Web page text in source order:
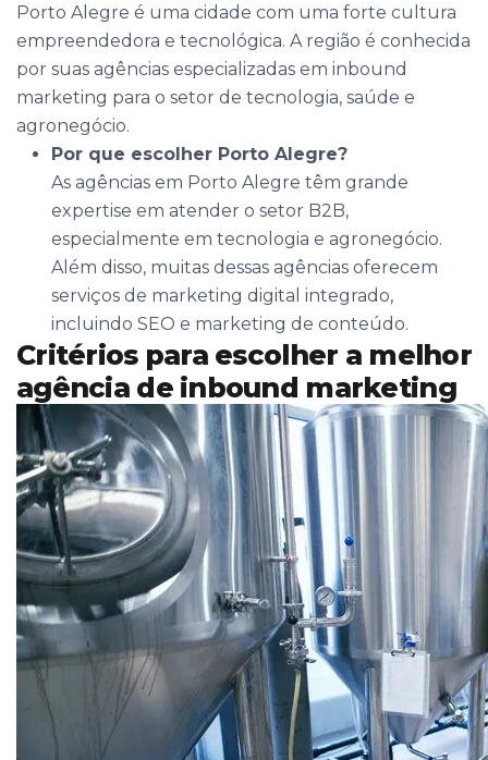
Porto Alegre é uma cidade com uma forte cultura
empreendedora e tecnológica. A região é conhecida
por suas agências especializadas em inbound
marketing para o setor de tecnologia, saúde e
agronegócio.
Por que escolher Porto Alegre?
As agências em Porto Alegre têm grande
expertise em atender o setor B2B,
especialmente em tecnologia e agronegócio.
Além disso, muitas dessas agências oferecem
serviços de marketing digital integrado,
incluindo SEO e marketing de conteúdo.
Critérios para escolher a melhor
agência de inbound marketing